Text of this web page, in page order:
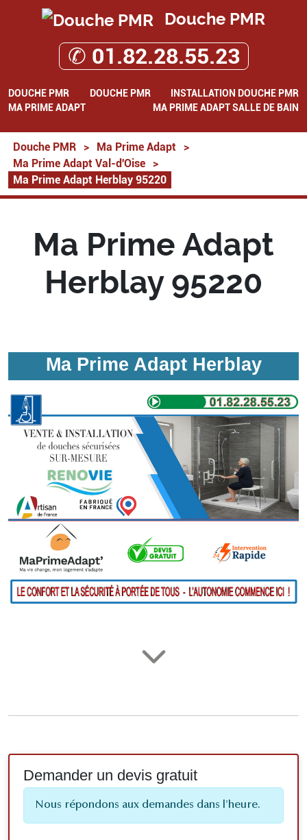
Douche PMR
✆ 01.82.28.55.23
DOUCHE PMR DOUCHE PMR
INSTALLATION DOUCHE PMR
MA PRIME ADAPT
MA PRIME ADAPT SALLE DE BAIN
Douche PMR > Ma Prime Adapt
>
Ma Prime Adapt Val-d'Oise
>
Ma Prime Adapt Herblay 95220
Ma Prime Adapt
Herblay 95220
Ma Prime Adapt Herblay
Demander un devis gratuit
Nous répondons aux demandes dans l'heure.